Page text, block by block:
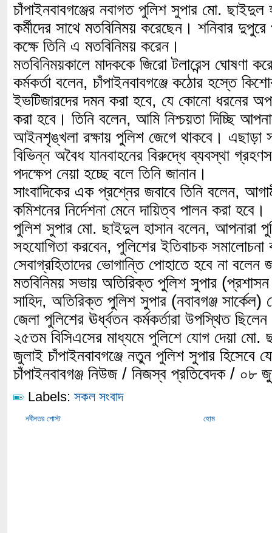
চাঁপাইনবাবগঞ্জের নবাগত পুলিশ সুপার মো. ছাইদুল
কর্মীদের সাথে মতবিনিময় করেছেন। শনিবার
কক্ষে তিনি এ মতবিনিময় করেন।
মতবিনিময়কালে মাদককে জিরো টলারেন্স ঘোষণা
কর্মকর্তা বলেন, চাঁপাইনবাবগঞ্জে কঠোর হস্তে
ইভটিজারদের দমন করা হবে, যে কোনো ধরনের
করা হবে। তিনি বলেন, আমি নিশ্চয়তা দিচ্ছি
আইনশৃঙ্খলা রক্ষায় পুলিশ জেগে থাকবে। এছাড়া
বিভিন্ন অবৈধ যানবাহনের বিরুদ্ধে ব্যবস্থা
পদক্ষেপ নেয়া হচ্ছে বলে তিনি জানান।
সাংবাদিকের এক প্রশ্নের জবাবে তিনি বলেন, আগামী
কমিশনের নির্দেশনা মেনে দায়িত্ব পালন করা হবে।
পুলিশ সুপার মো. ছাইদুল হাসান বলেন, আপনারা
সহযোগিতা করবেন, পুলিশের ইতিবাচক
সেবাগ্রহিতাদের ভোগান্তি পোহাতে হবে না বলেন
মতবিনিময় সভায় অতিরিক্ত পুলিশ সুপার
সাহিদ, অতিরিক্ত পুলিশ সুপার (নবাবগঞ্জ
জেলা পুলিশের ঊর্ধ্বতন কর্মকর্তারা উপস্থিত
২৫তম বিসিএসের মাধ্যমে পুলিশে যোগ দেয়া মো.
জুলাই চাঁপাইনবাবগঞ্জে নতুন পুলিশ সুপার হিসেবে
চাঁপাইনবাবগঞ্জ নিউজ / নিজস্ব প্রতিবেদক / ০৮
Labels: সকল সংবাদ
নবীনতর পোস্ট হোম